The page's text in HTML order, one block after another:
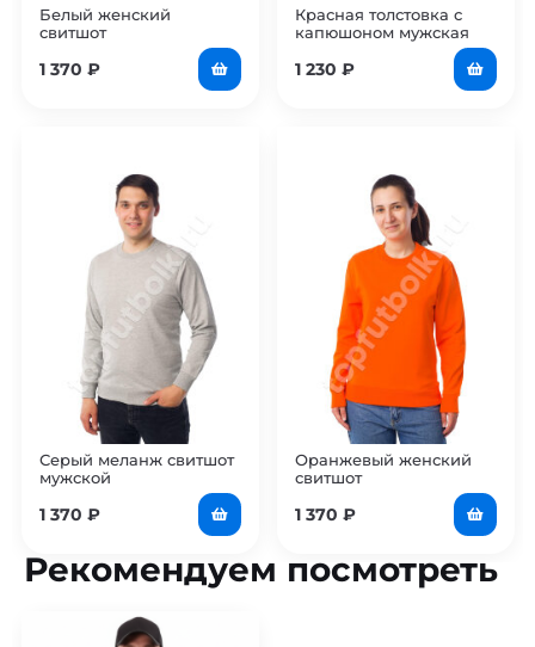
Белый женский
свитшот
1 370 ₽
Красная толстовка с
капюшоном мужская
1 230 ₽
Серый меланж свитшот
мужской
1 370 ₽
Оранжевый женский
свитшот
1 370 ₽
Рекомендуем посмотреть